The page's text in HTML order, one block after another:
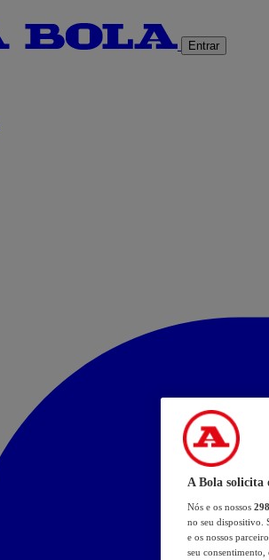
Entrar
A Bola solicita
Nós e os nossos 298
no seu dispositivo.
e os nossos
seu consentimento,